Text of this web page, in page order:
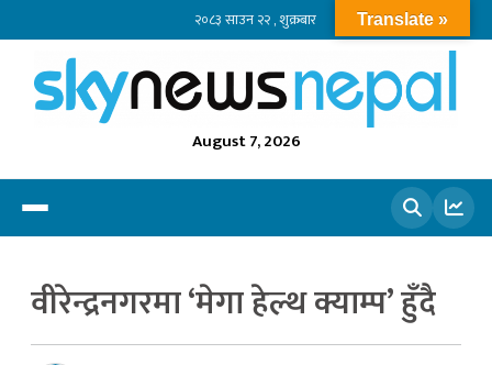
२०८३ साउन २२ , शुक्रबार
August 7, 2026
वीरेन्द्रनगरमा ‘मेगा हेल्थ क्याम्प’ हुँदै
Translate »